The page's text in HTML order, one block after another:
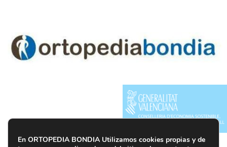
En ORTOPEDIA BONDIA Utilizamos cookies propias y de